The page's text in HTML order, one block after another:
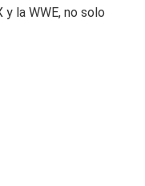
la WWE, no solo